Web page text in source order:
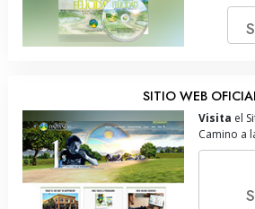
SITIO WEB
Visita el
Camino a